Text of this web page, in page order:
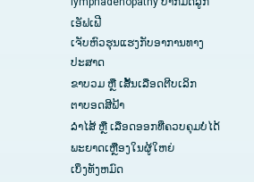
ເອັຟເຟີ
ເຈັບຫົວຮຸນແຮງກັບອາການທາງ
ປະສາດ
ຂາບວມ ຫຼື ເສັ້ນເລືອດຕີບເລິກ
ຕາບອດສີຟ້າ
ລຳໄສ້ ຫຼື ເລືອດອອກທີ່ຄວບຄຸມບໍ່ໄດ້
ພະຍາດເຫຼືອງໃນຜູ້ໃຫຍ່
ເບິ່ງທັງຫມົດ